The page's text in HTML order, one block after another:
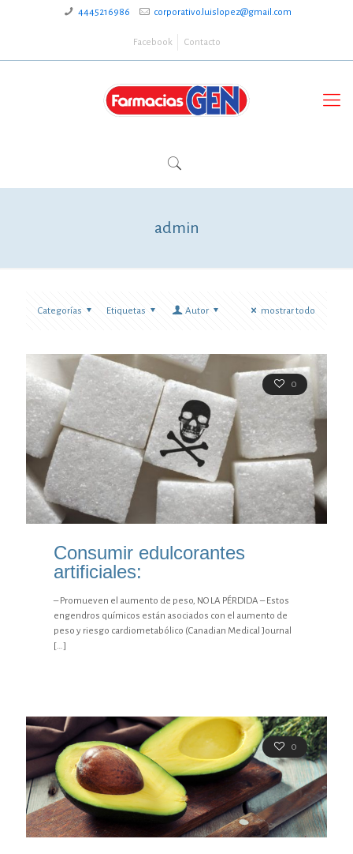
4445216986 corporativo.luislopez@gmail.com
Facebook Contacto
admin
Categorías Etiquetas Autor mostrar todo
0
Consumir edulcorantes
artificiales:
– Promueven el aumento de peso, NO LA PÉRDIDA – Estos
engendros químicos están asociados con el aumento de
peso y riesgo cardiometabólico (Canadian Medical Journal
[…]
0